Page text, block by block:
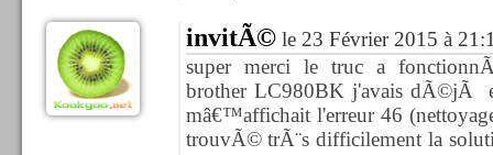
invitÃ©le 23 Février 2015 à
super merci le truc a
brother LC980BK j'avais dÃ©jÃ
mâ€™affichait l'erreur 46
trouvÃ© trÃ¨s difficilement la